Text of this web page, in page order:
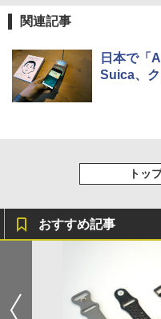
関連記事
日本で「
Suica、
トッ
おすすめ記事